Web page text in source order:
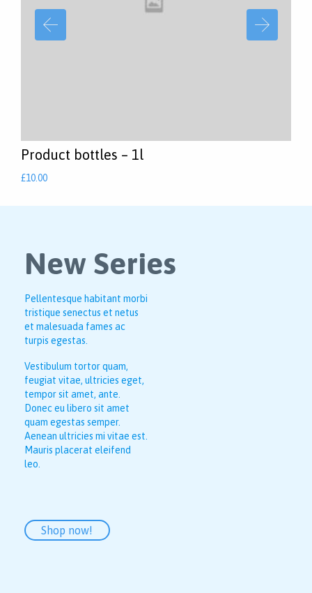
Product bottles – 1l
£10.00
New Series
Pellentesque habitant morbi
tristique senectus et netus
et malesuada fames ac
turpis egestas.
Vestibulum tortor quam,
feugiat vitae, ultricies eget,
tempor sit amet, ante.
Donec eu libero sit amet
quam egestas semper.
Aenean ultricies mi vitae est.
Mauris placerat eleifend
leo.
Shop now!